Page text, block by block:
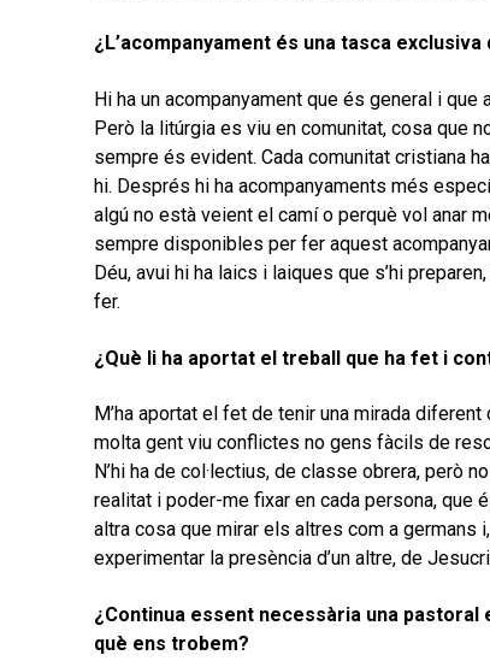
¿L’acompanyament és una tasca
Hi ha un acompanyament que és general i
Però la litúrgia es viu en comunitat, cosa que
sempre és evident. Cada comunitat cristiana
hi. Després hi ha acompanyaments més
algú no està veient el camí o perquè vol anar
sempre disponibles per fer aquest
Déu, avui hi ha laics i laiques que s’hi
fer.
¿Què li ha aportat el treball que ha fet i
M’ha aportat el fet de tenir una mirada
molta gent viu conflictes no gens fàcils de
N’hi ha de col·lectius, de classe obrera, però
realitat i poder-me fixar en cada persona, que
altra cosa que mirar els altres com a germans
experimentar la presència d’un altre, de
¿Continua essent necessària una
què ens trobem?